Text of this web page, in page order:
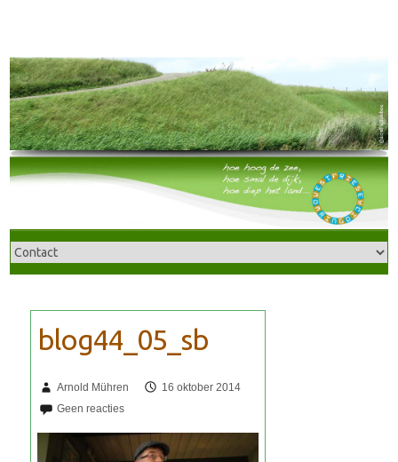
Arnold Mühren 16 oktober 2014